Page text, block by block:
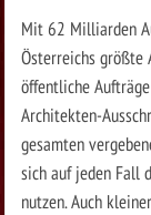
Mit 62 Milliarden
Österreichs größte
öffentliche
Architekten-
gesamten
sich auf jeden Fall
nutzen. Auch